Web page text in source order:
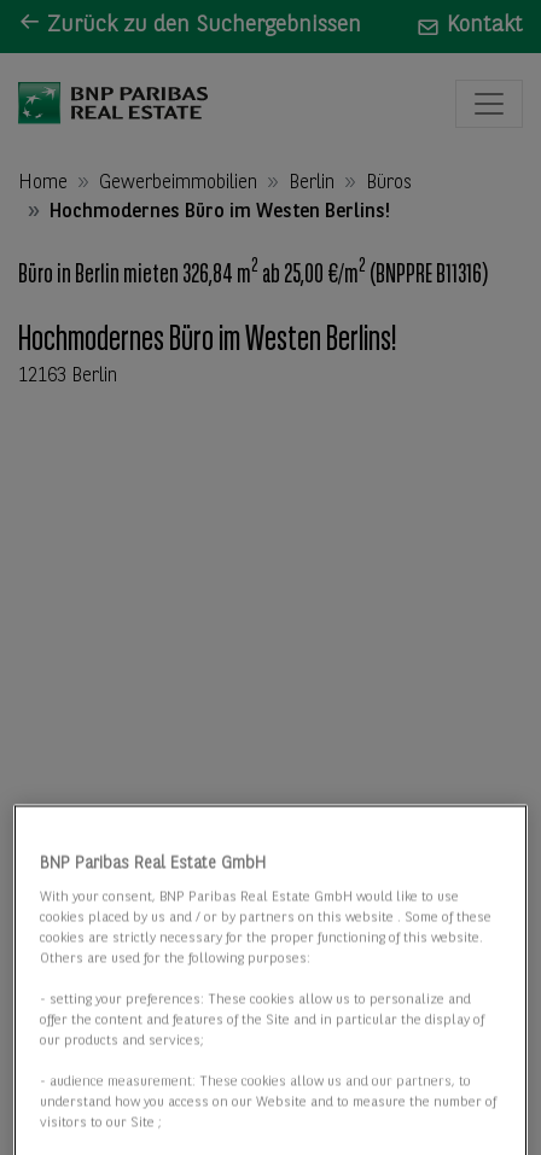
Zurück zu den Suchergebnissen Kontakt
Home Gewerbeimmobilien Berlin
Büros
Hochmodernes Büro im Westen Berlins!
Büro in Berlin mieten 326,84 m2 ab 25,00 €/m2 (BNPPRE B11316)
Hochmodernes Büro im Westen Berlins!
12163 Berlin
BNP Paribas Real Estate GmbH
With your consent, BNP Paribas Real Estate GmbH would like to use
cookies placed by us and / or by partners on this website . Some of these
cookies are strictly necessary for the proper functioning of this website.
Others are used for the following purposes:
- setting your preferences: These cookies allow us to personalize and
offer the content and features of the Site and in particular the display of
our products and services;
- audience measurement: These cookies allow us and our partners, to
understand how you access on our Website and to measure the number of
visitors to our Site ;